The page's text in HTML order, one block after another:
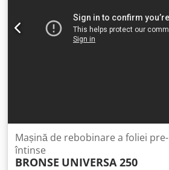
Mașină de rebobinare a foliei pre-
întinse
BRONSE UNIVERSA 250